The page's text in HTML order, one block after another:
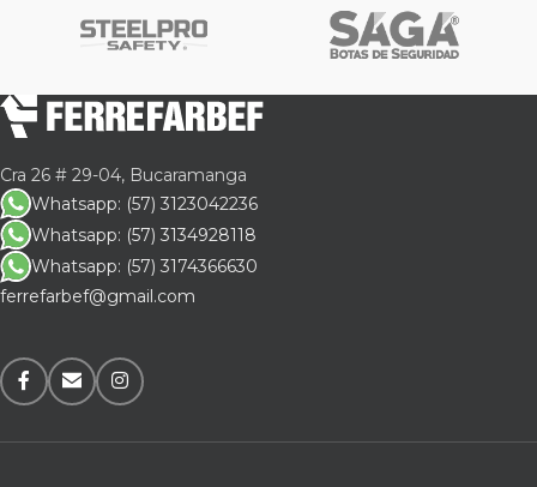
Cra 26 # 29-04, Bucaramanga
Whatsapp: (57) 3123042236
Whatsapp: (57) 3134928118
Whatsapp: (57) 3174366630
ferrefarbef@gmail.com